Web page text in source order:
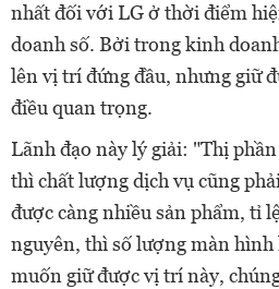
nhất đối với LG ở thời điểm
doanh số. Bởi trong kinh
lên vị trí đứng đầu, nhưng giữ
điều quan trọng.
Lãnh đạo này lý giải: "Thị
thì chất lượng dịch vụ cũng
được càng nhiều sản phẩm, tỉ
nguyên, thì số lượng màn hình
muốn giữ được vị trí này,